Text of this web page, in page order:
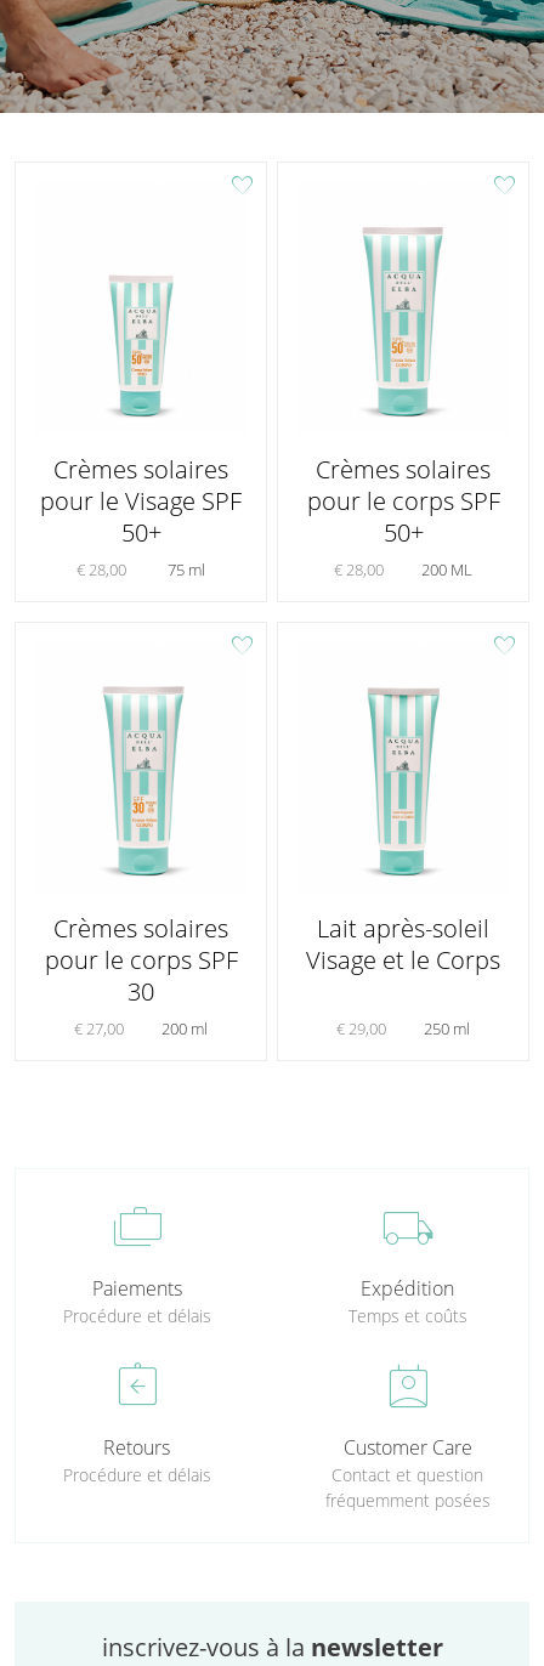
favorite
Crèmes solaires
pour le Visage SPF
50+
€ 28,00 75 ml
favorite
Crèmes solaires
pour le corps SPF
50+
€ 28,00 200 ML
favorite
Crèmes solaires
pour le corps SPF
30
€ 27,00 200 ml
favorite
Lait après-soleil
Visage et le Corps
€ 29,00 250 ml
cases
Paiements
Procédure et délais
local_shipping
Expédition
Temps et coûts
assignment_return
Retours
Procédure et délais
perm_contact_calendar
Customer Care
Contact et question
fréquemment posées
inscrivez-vous à la newsletter